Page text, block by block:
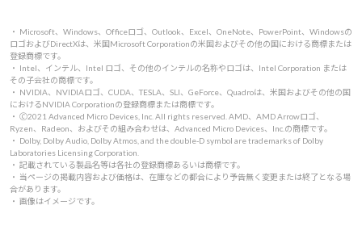
・ Microsoft、Windows、Officeロゴ、Outlook、Excel、OneNote、PowerPoint、Windowsの
ロゴおよびDirectXは、米国Microsoft Corporationの米国およびその他の国における商標または
登録商標です。
・ Intel、インテル、Intel ロゴ、その他のインテルの名称やロゴは、Intel Corporation または
その子会社の商標です。
・ NVIDIA、NVIDIAロゴ、CUDA、TESLA、SLI、GeForce、Quadroは、米国およびその他の国
におけるNVIDIA Corporationの登録商標または商標です。
・ 🄫2021 Advanced Micro Devices, Inc. All rights reserved. AMD、AMD Arrowロゴ、
Ryzen、Radeon、およびその組み合わせは、Advanced Micro Devices、Inc.の商標です。
・ Dolby, Dolby Audio, Dolby Atmos, and the double-D symbol are trademarks of Dolby
Laboratories Licensing Corporation.
・ 記載されている製品名等は各社の登録商標あるいは商標です。
・ 当ページの掲載内容および価格は、在庫などの都合により予告無く変更または終了となる場
合があります。
・ 画像はイメージです。